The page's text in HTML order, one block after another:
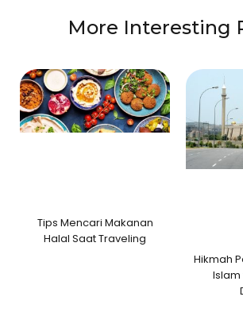
More Interesting
Tips Mencari Makanan
Halal Saat Traveling
Hikmah